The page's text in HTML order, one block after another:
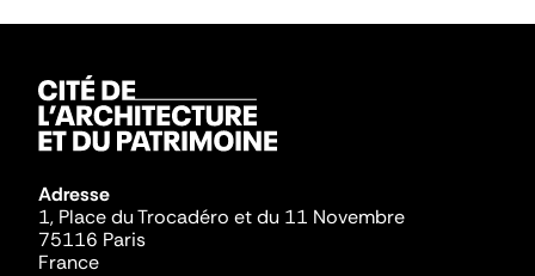
Adresse
1, Place du Trocadéro et du 11 Novembre
75116 Paris
France